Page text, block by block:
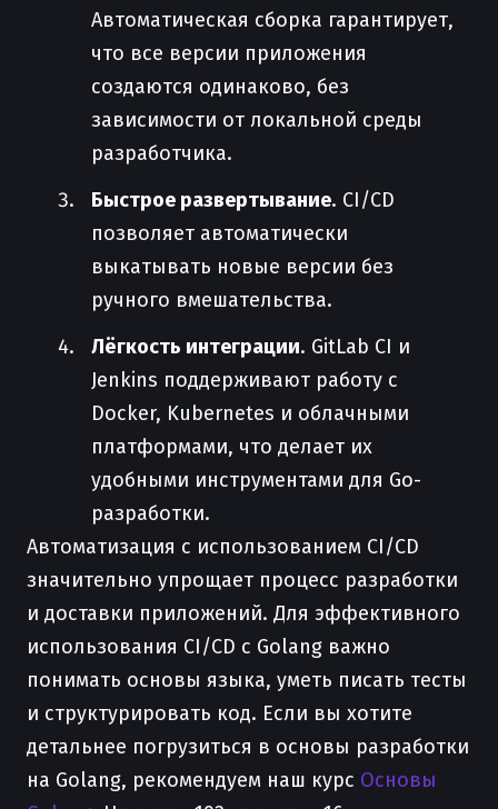
Автоматическая сборка гарантирует,
что все версии приложения
создаются одинаково, без
зависимости от локальной среды
разработчика.
Быстрое развертывание. CI/CD
позволяет автоматически
выкатывать новые версии без
ручного вмешательства.
Лёгкость интеграции. GitLab CI и
Jenkins поддерживают работу с
Docker, Kubernetes и облачными
платформами, что делает их
удобными инструментами для Go-
разработки.
Автоматизация с использованием CI/CD
значительно упрощает процесс разработки
и доставки приложений. Для эффективного
использования CI/CD с Golang важно
понимать основы языка, уметь писать тесты
и структурировать код. Если вы хотите
детальнее погрузиться в основы разработки
на Golang, рекомендуем наш курс Основы